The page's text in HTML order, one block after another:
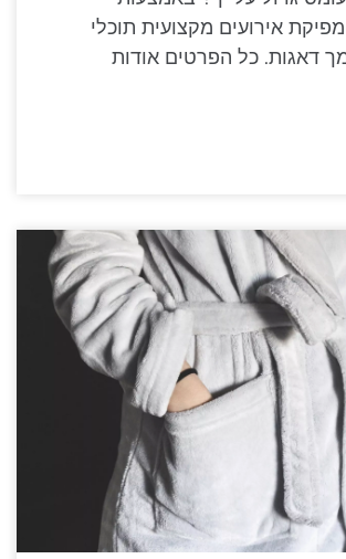
אירועים מקצועית תוכלי
דאגות. כל הפרטים אודות